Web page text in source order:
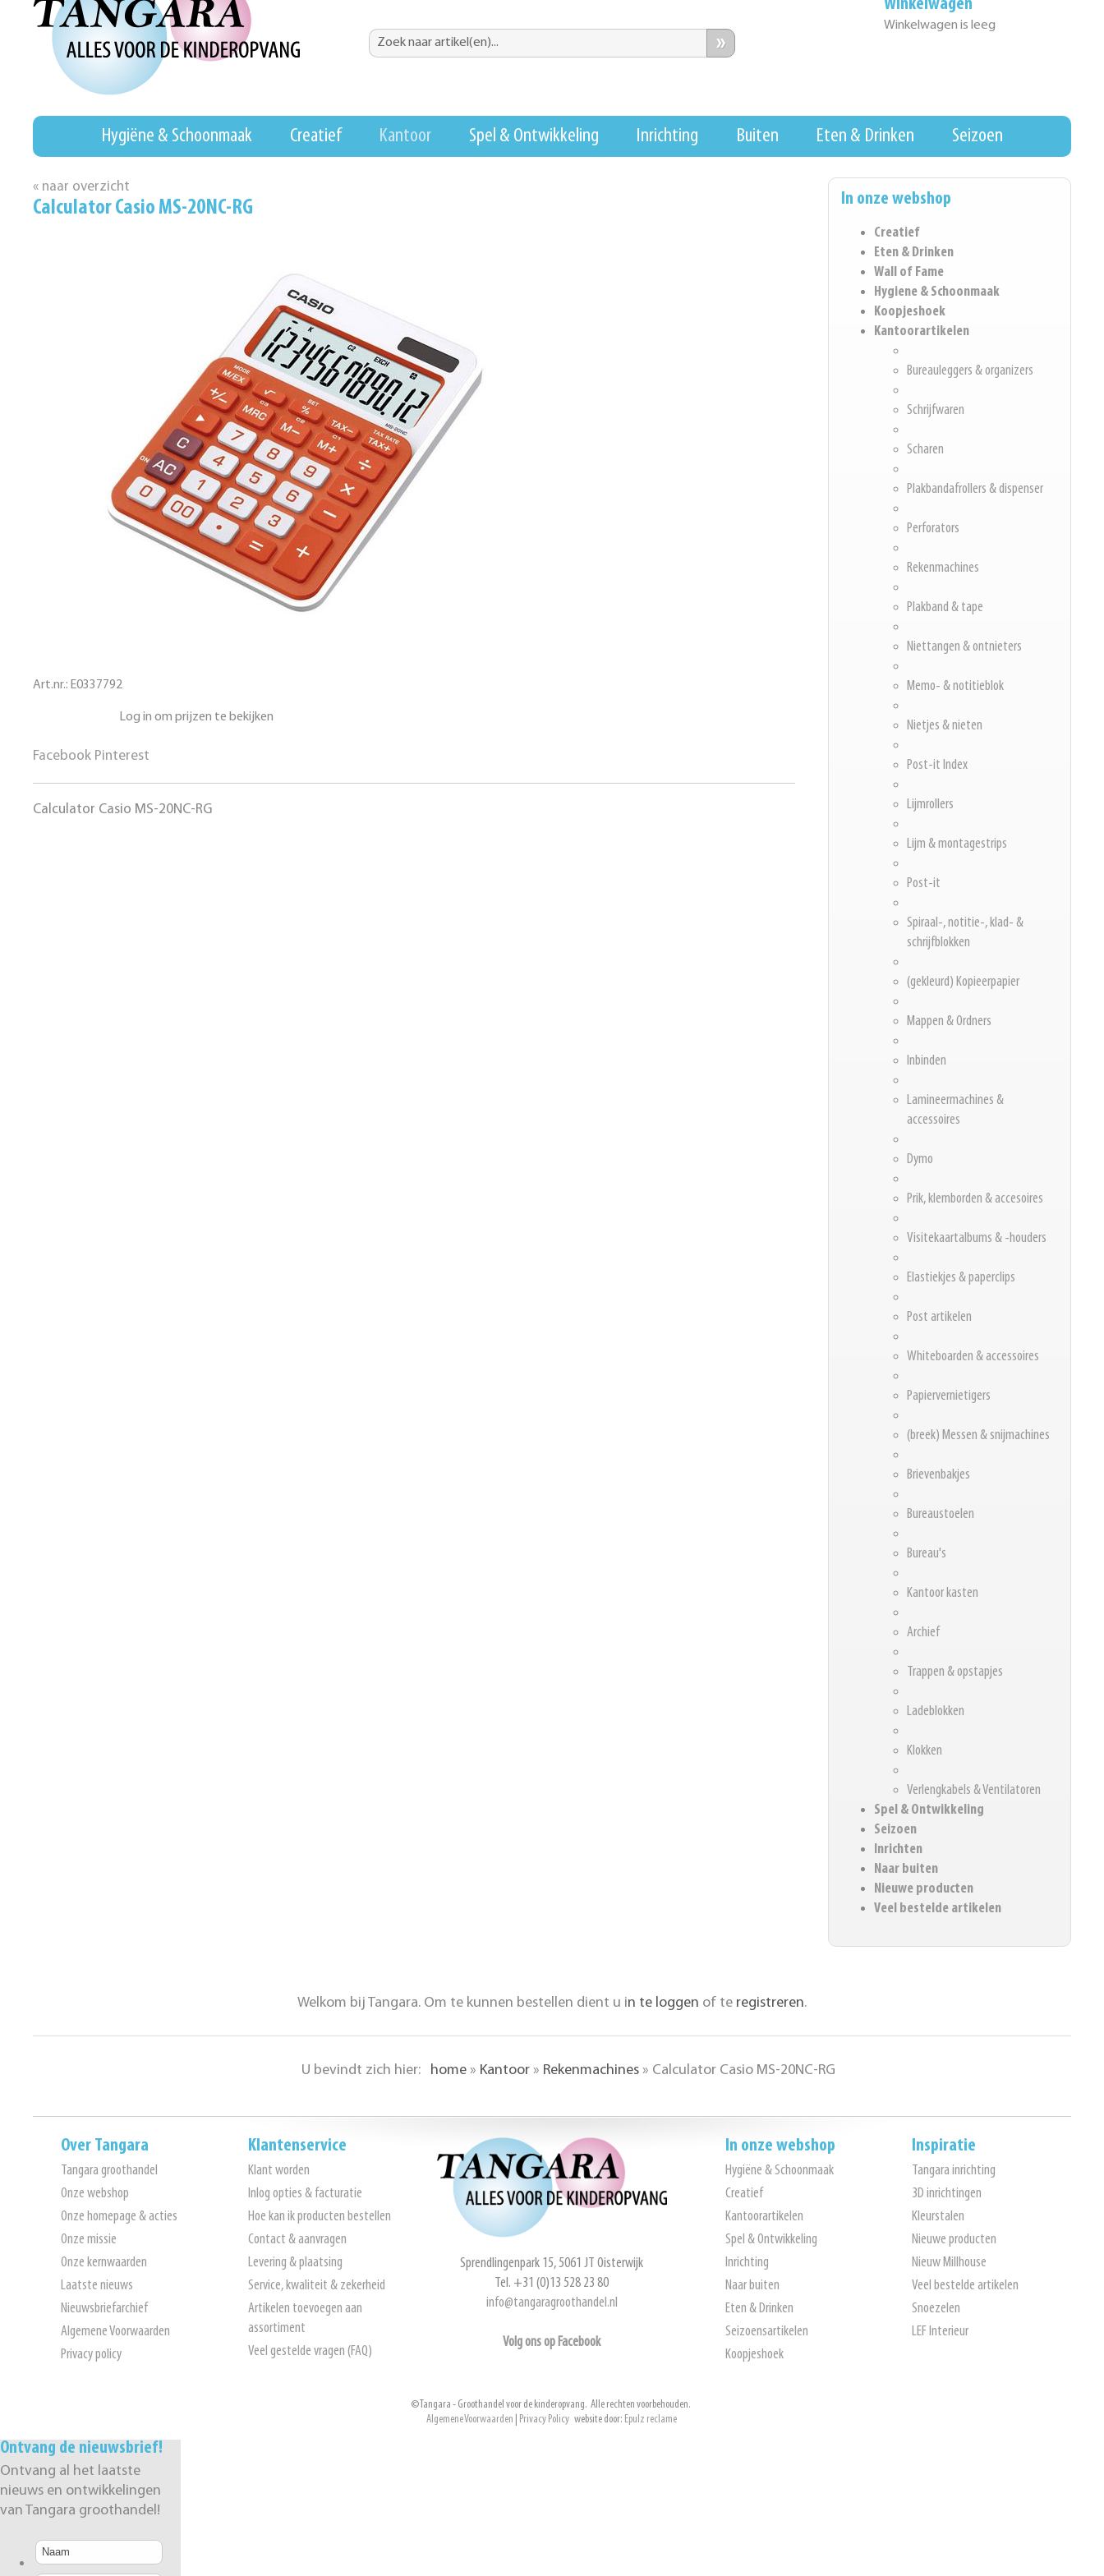
Winkelwagen
Winkelwagen is leeg
»
Hygiëne & Schoonmaak Creatief Kantoor Spel & Ontwikkeling Inrichting Buiten Eten & Drinken Seizoen
In onze webshop
Creatief
Eten & Drinken
Wall of Fame
Hygiene & Schoonmaak
Koopjeshoek
Kantoorartikelen
Bureauleggers & organizers
Schrijfwaren
Scharen
Plakbandafrollers & dispenser
Perforators
Rekenmachines
Plakband & tape
Niettangen & ontnieters
Memo- & notitieblok
Nietjes & nieten
Post-it Index
Lijmrollers
Lijm & montagestrips
Post-it
Spiraal-, notitie-, klad- &
schrijfblokken
(gekleurd) Kopieerpapier
Mappen & Ordners
Inbinden
Lamineermachines &
accessoires
Dymo
Prik, klemborden & accesoires
Visitekaartalbums & -houders
Elastiekjes & paperclips
Post artikelen
Whiteboarden & accessoires
Papiervernietigers
(breek) Messen & snijmachines
Brievenbakjes
Bureaustoelen
Bureau's
Kantoor kasten
Archief
Trappen & opstapjes
Ladeblokken
Klokken
Verlengkabels & Ventilatoren
Spel & Ontwikkeling
Seizoen
Inrichten
Naar buiten
Nieuwe producten
Veel bestelde artikelen
« naar overzicht
Calculator Casio MS-20NC-RG
Art.nr.: E0337792
Log in om prijzen te bekijken
Facebook Pinterest
Calculator Casio MS-20NC-RG
Welkom bij Tangara. Om te kunnen bestellen dient u in te loggen of te registreren.
U bevindt zich hier: home » Kantoor » Rekenmachines » Calculator Casio MS-20NC-RG
Over Tangara
Tangara groothandel
Onze webshop
Onze homepage & acties
Onze missie
Onze kernwaarden
Laatste nieuws
Nieuwsbriefarchief
Algemene Voorwaarden
Privacy policy
Klantenservice
Klant worden
Inlog opties & facturatie
Hoe kan ik producten bestellen
Contact & aanvragen
Levering & plaatsing
Service, kwaliteit & zekerheid
Artikelen toevoegen aan
assortiment
Veel gestelde vragen (FAQ)
Sprendlingenpark 15, 5061 JT Oisterwijk
Tel. +31 (0)13 528 23 80
info@tangaragroothandel.nl
Volg ons op Facebook
In onze webshop
Hygiëne & Schoonmaak
Creatief
Kantoorartikelen
Spel & Ontwikkeling
Inrichting
Naar buiten
Eten & Drinken
Seizoensartikelen
Koopjeshoek
Inspiratie
Tangara inrichting
3D inrichtingen
Kleurstalen
Nieuwe producten
Nieuw Millhouse
Veel bestelde artikelen
Snoezelen
LEF Interieur
© Tangara - Groothandel voor de kinderopvang. Alle rechten voorbehouden.
Algemene Voorwaarden
Privacy Policy website door: Epulz reclame
Ontvang de nieuwsbrief!
Ontvang al het laatste
nieuws en ontwikkelingen
van Tangara groothandel!